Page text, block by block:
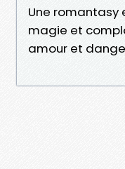
Une
magie et
amour et